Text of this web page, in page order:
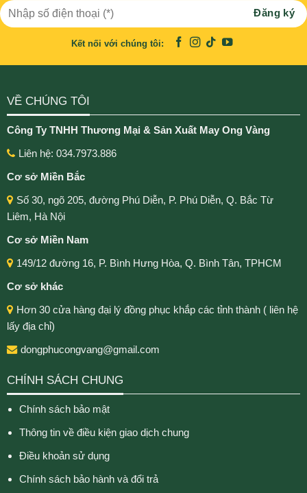
Kết nối với chúng tôi:
VỀ CHÚNG TÔI
Công Ty TNHH Thương Mại & Sản Xuất May Ong Vàng
Liên hệ: 034.7973.886
Cơ sở Miền Bắc
Số 30, ngõ 205, đường Phú Diễn, P. Phú Diễn, Q. Bắc Từ
Liêm, Hà Nội
Cơ sở Miền Nam
149/12 đường 16, P. Bình Hưng Hòa, Q. Bình Tân, TPHCM
Cơ sở khác
Hơn 30 cửa hàng đại lý đồng phục khắp các tỉnh thành ( liên hệ
lấy địa chỉ)
dongphucongvang@gmail.com
CHÍNH SÁCH CHUNG
Chính sách bảo mật
Thông tin về điều kiện giao dịch chung
Điều khoản sử dụng
Chính sách bảo hành và đổi trả